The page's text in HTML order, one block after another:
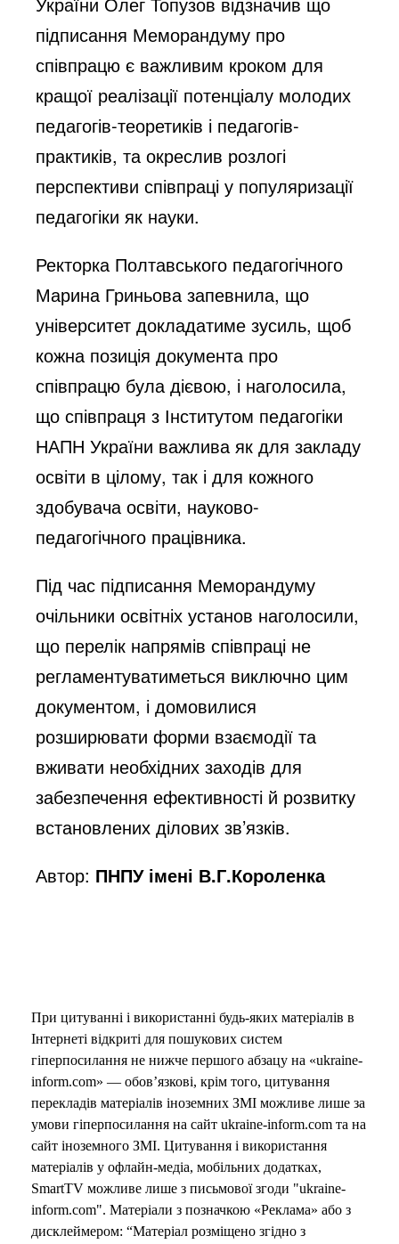
підписання Меморандуму про
співпрацю є важливим кроком для
кращої реалізації потенціалу молодих
педагогів-теоретиків і педагогів-
практиків, та окреслив розлогі
перспективи співпраці у популяризації
педагогіки як науки.
Ректорка Полтавського педагогічного
Марина Гриньова запевнила, що
університет докладатиме зусиль, щоб
кожна позиція документа про
співпрацю була дієвою, і наголосила,
що співпраця з Інститутом педагогіки
НАПН України важлива як для закладу
освіти в цілому, так і для кожного
здобувача освіти, науково-
педагогічного працівника.
Під час підписання Меморандуму
очільники освітніх установ наголосили,
що перелік напрямів співпраці не
регламентуватиметься виключно цим
документом, і домовилися
розширювати форми взаємодії та
вживати необхідних заходів для
забезпечення ефективності й розвитку
встановлених ділових зв’язків.
Автор: ПНПУ імені В.Г.Короленка
При цитуванні і використанні будь-яких матеріалів в
Інтернеті відкриті для пошукових систем
гіперпосилання не нижче першого абзацу на «ukraine-
inform.com» — обов’язкові, крім того, цитування
перекладів матеріалів іноземних ЗМІ можливе лише за
умови гіперпосилання на сайт ukraine-inform.com та на
сайт іноземного ЗМІ. Цитування і використання
матеріалів у офлайн-медіа, мобільних додатках,
SmartTV можливе лише з письмової згоди "ukraine-
inform.com". Матеріали з позначкою «Реклама» або з
дисклеймером: “Матеріал розміщено згідно з